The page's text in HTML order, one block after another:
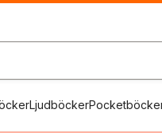
Ljudböcker